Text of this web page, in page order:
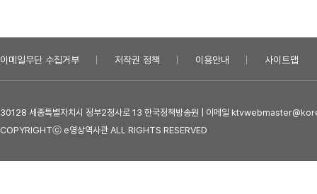
이메일무단 수집거부 저작권 정책 이용안내 사이트맵
30128 세종특별자치시 정부2청사로 13 한국정책방송원 | 이메일
COPYRIGHTⓒ e영상역사관 ALL RIGHTS RESERVED